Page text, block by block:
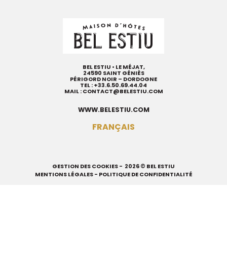
BEL ESTIU • LE MÉJAT,
24590 SAINT GÉNIÈS
PÉRIGORD NOIR – DORDOGNE
TEL :+33.6.50.69.44.04
MAIL :CONTACT@BELESTIU.COM
WWW.BELESTIU.COM
FRANÇAIS
GESTION DES COOKIES- 2026 © BEL ESTIU
MENTIONS LÉGALES- POLITIQUE DE CONFIDENTIALITÉ